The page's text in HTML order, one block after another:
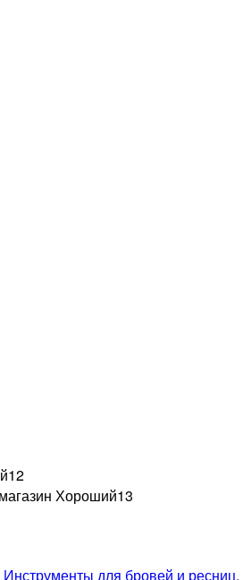
12
Хороший13
Инструменты для бровей и ресниц,